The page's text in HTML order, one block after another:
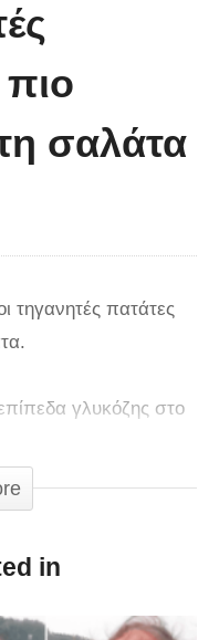
πιο
σαλάτα
τηγανητές πατάτες
γλυκόζης στο
Ενώ στη
το ρύζι και οι
σε συγκριτική
in